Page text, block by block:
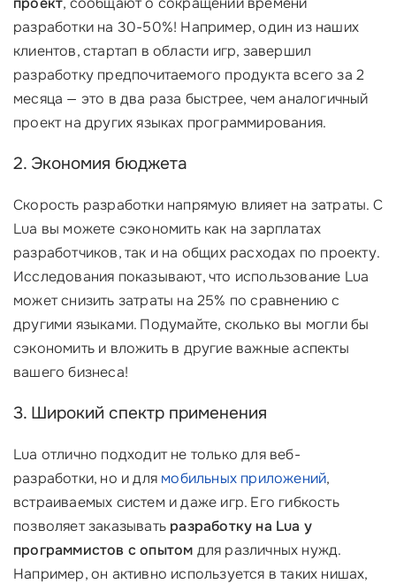
разработки на 30-50%! Например, один из наших
клиентов, стартап в области игр, завершил
разработку предпочитаемого продукта всего за 2
месяца — это в два раза быстрее, чем аналогичный
проект на других языках программирования.
2. Экономия бюджета
Скорость разработки напрямую влияет на затраты. С
Lua вы можете сэкономить как на зарплатах
разработчиков, так и на общих расходах по проекту.
Исследования показывают, что использование Lua
может снизить затраты на 25% по сравнению с
другими языками. Подумайте, сколько вы могли бы
сэкономить и вложить в другие важные аспекты
вашего бизнеса!
3. Широкий спектр применения
Lua отлично подходит не только для веб-
разработки, но и для мобильных приложений,
встраиваемых систем и даже игр. Его гибкость
позволяет заказывать разработку на Lua у
программистов с опытом для различных нужд.
Например, он активно используется в таких нишах,